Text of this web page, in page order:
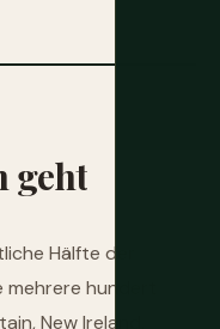
geht
Hälfte der
hundert
New Ireland,